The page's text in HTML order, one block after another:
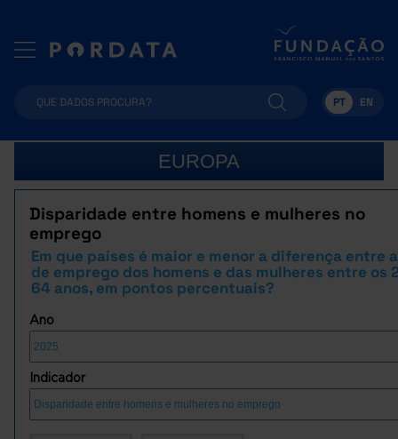
PT EN
EUROPA
Disparidade entre homens e mulheres no
emprego
Em que países é maior e menor a diferença entre
de emprego dos homens e das mulheres entre os
64 anos, em pontos percentuais?
Ano
Indicador